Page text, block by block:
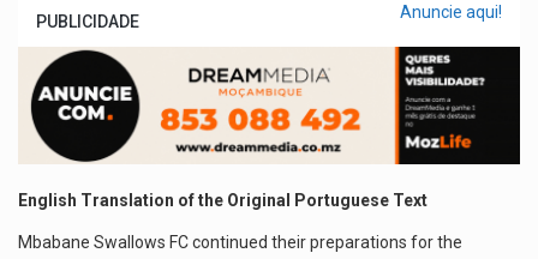
PUBLICIDADE Anuncie aqui!
English Translation of the Original Portuguese Text
Mbabane Swallows FC continued their preparations for the